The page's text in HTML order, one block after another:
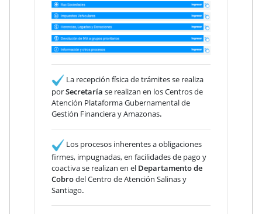
La recepción física de trámites se realiza
porSecretaría se realizan en los Centros de
Atención Plataforma Gubernamental de
Gestión Financiera y Amazonas.
Los procesos inherentes a obligaciones
firmes, impugnadas, en facilidades de pago y
coactiva se realizan en el Departamento de
Cobrodel Centro de Atención Salinas y
Santiago.